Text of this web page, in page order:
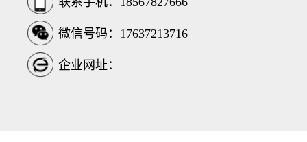
微信号码：17637213716
企业网址：